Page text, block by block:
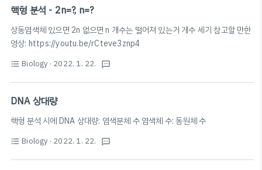
핵형 분석 - 2n=?, n=?
상동염색체 있으면 2n 없으면 n 개수는 떨어져 있는거 개수 세기 참고할 만한
영상: https://youtu.be/rCteve3znp4
format_list_bulleted Biology · 2022. 1. 22. textsms
DNA 상대량
핵형 분석 시에 DNA 상대량: 염색분체 수 염색체 수: 동원체 수
format_list_bulleted Biology · 2022. 1. 22. textsms